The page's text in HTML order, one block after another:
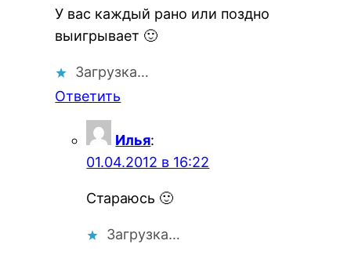
У вас каждый рано или поздно
выигрывает 🙂
Загрузка…
Ответить
Илья:
01.04.2012 в 16:22
Стараюсь 🙂
Загрузка…